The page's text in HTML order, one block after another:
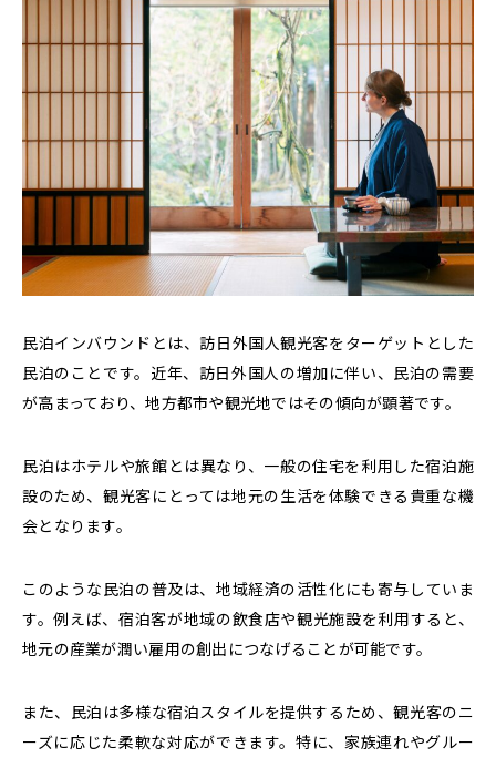
民泊インバウンドとは、 訪日外国人観光客をターゲットとした
民泊のことです。 近年、訪日外国人の増加に伴い、民泊の需要
が高まっており、地方都市や観光地ではその傾向が顕著です。
民泊はホテルや旅館とは異なり、 一般の住宅を利用した宿泊施
設のため、観光客にとっては地元の生活を体験できる貴重な機
会となります。
このような民泊の普及は、地域経済の活性化にも寄与していま
す。例えば、宿泊客が地域の飲食店や観光施設を利用すると、
地元の産業が潤い雇用の創出につなげることが可能です。
また、民泊は多様な宿泊スタイルを提供するため、観光客のニ
ーズに応じた柔軟な対応ができます。特に、家族連れやグルー